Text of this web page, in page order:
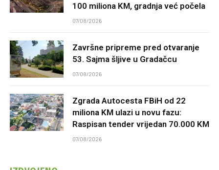
100 miliona KM, gradnja već počela
07/08/2026
Završne pripreme pred otvaranje
53. Sajma šljive u Gradačcu
07/08/2026
Zgrada Autocesta FBiH od 22
miliona KM ulazi u novu fazu:
Raspisan tender vrijedan 70.000 KM
07/08/2026